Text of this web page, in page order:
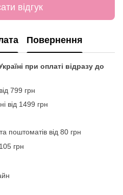
відгук
Повернення
при оплаті відразу до
799 грн
від 1499 грн
поштоматів від 80 грн
грн